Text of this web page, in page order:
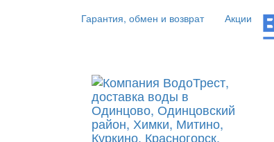
Гарантия, обмен и возврат Акции